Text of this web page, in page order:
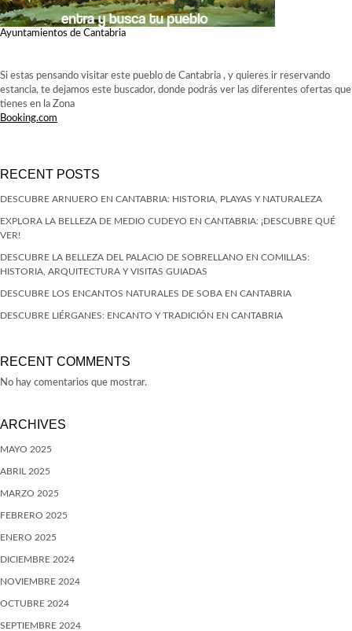
Ayuntamientos de Cantabria
Si estas pensando visitar este pueblo de Cantabria , y quieres ir reservando
estancia, te dejamos este buscador, donde podrás ver las diferentes ofertas que
tienes en la Zona
Booking.com
RECENT POSTS
DESCUBRE ARNUERO EN CANTABRIA: HISTORIA, PLAYAS Y NATURALEZA
EXPLORA LA BELLEZA DE MEDIO CUDEYO EN CANTABRIA: ¡DESCUBRE QUÉ
VER!
DESCUBRE LA BELLEZA DEL PALACIO DE SOBRELLANO EN COMILLAS:
HISTORIA, ARQUITECTURA Y VISITAS GUIADAS
DESCUBRE LOS ENCANTOS NATURALES DE SOBA EN CANTABRIA
DESCUBRE LIÉRGANES: ENCANTO Y TRADICIÓN EN CANTABRIA
RECENT COMMENTS
No hay comentarios que mostrar.
ARCHIVES
MAYO 2025
ABRIL 2025
MARZO 2025
FEBRERO 2025
ENERO 2025
DICIEMBRE 2024
NOVIEMBRE 2024
OCTUBRE 2024
SEPTIEMBRE 2024